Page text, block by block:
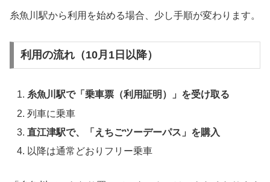
糸魚川駅から利用を始める場合、少し手順が変わります。
利用の流れ（10月1日以降）
糸魚川駅で「乗車票（利用証明）」を受け取る
列車に乗車
直江津駅で、「えちごツーデーパス」を購入
以降は通常どおりフリー乗車